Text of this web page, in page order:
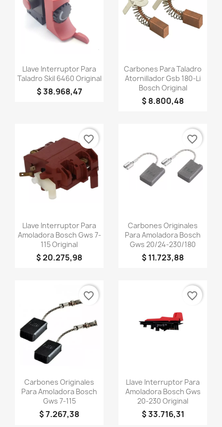
Vista rápida
Llave Interruptor Para
Taladro Skil 6460 Original
$ 38.968,47
Vista rápida
Carbones Para Taladro
Atornillador Gsb 180-Li
Bosch Original
$ 8.800,48
Vista rápida
Llave Interruptor Para
Amoladora Bosch Gws 7-
115 Original
$ 20.275,98
favorite_border
Vista rápida
Carbones Originales
Para Amoladora Bosch
Gws 20/24-230/180
$ 11.723,88
favorite_border
Vista rápida
Carbones Originales
Para Amoladora Bosch
Gws 7-115
$ 7.267,38
favorite_border
Vista rápida
Llave Interruptor Para
Amoladora Bosch Gws
20-230 Original
$ 33.716,31
favorite_border
Nombre de la lista de deseos